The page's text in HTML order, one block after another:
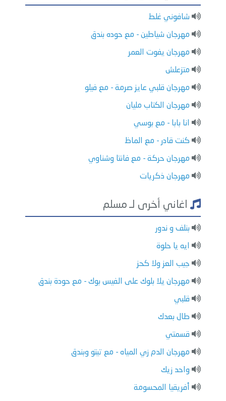
شافوني غلط
مهرجان شياطين - مع حوده بندق
مهرجان يفوت العمر
متزعلش
مهرجان قلبي عايز صرمة - مع فيلو
مهرجان الكتاب مليان
انا بابا - مع بوسي
كنت قادر - مع الماظ
مهرجان حركة - مع فانتا وشناوي
مهرجان ذكريات
اغاني أخرى لـ مسلم
بنلف و ندور
ايه يا حلوة
جيب العز ولا كحز
مهرجان يلا بلوك على الفيس بوك - مع حودة بندق
قلبي
طال بعدك
قسمتي
مهرجان الدم زي المياه - مع تيتو وبندق
واحد زيك
أفريقيا المحسومة